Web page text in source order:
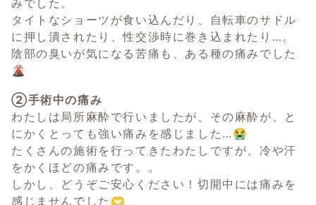
みでした。
タイトなショーツが食い込んだり、自転車のサドル
に押し潰されたり、性交渉時に巻き込まれたり…。
陰部の臭いが気になる苦痛も、ある種の痛みでした
🌋
②手術中の痛み
わたしは局所麻酔で行いましたが、その麻酔が、と
にかくとっても強い痛みを感じました…😭
たくさんの施術を行ってきたわたしですが、冷や汗
をかくほどの痛みです。。
しかし、どうぞご安心ください！切開中には痛みを
感じませんでした🫶